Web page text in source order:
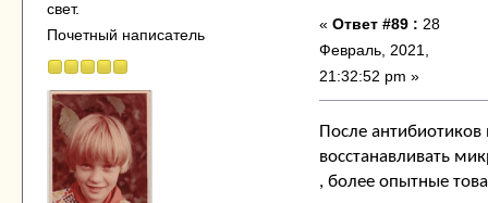
свет.
Почетный написатель
« Ответ #89 : 28
Февраль, 2021,
21:32:52 pm »
После антибиотиков
восстанавливать
, более опытные